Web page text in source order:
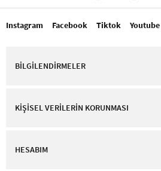
Instagram Facebook Tiktok Youtube
BİLGİLENDİRMELER
KİŞİSEL VERİLERİN KORUNMASI
HESABIM